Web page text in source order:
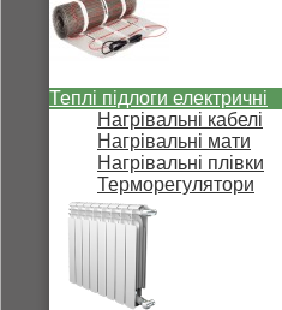
Теплі підлоги електричні
Нагрівальні кабелі
Нагрівальні мати
Нагрівальні плівки
Терморегулятори